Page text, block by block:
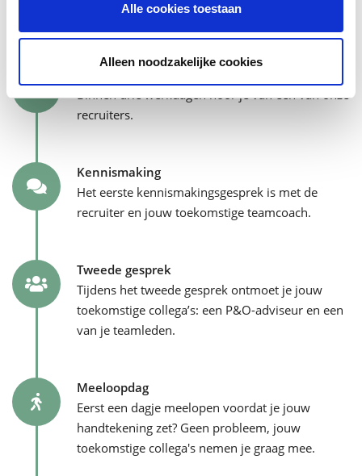
Alle cookies toestaan
Alleen noodzakelijke cookies
Maak werk van deze vacature en solliciteer.
Binnen drie werkdagen hoor je van een van onze
recruiters.
Kennismaking
Het eerste kennismakingsgesprek is met de
recruiter en jouw toekomstige teamcoach.
Tweede gesprek
Tijdens het tweede gesprek ontmoet je jouw
toekomstige collega’s: een P&O-adviseur en een
van je teamleden.
Meeloopdag
Eerst een dagje meelopen voordat je jouw
handtekening zet? Geen probleem, jouw
toekomstige collega's nemen je graag mee.